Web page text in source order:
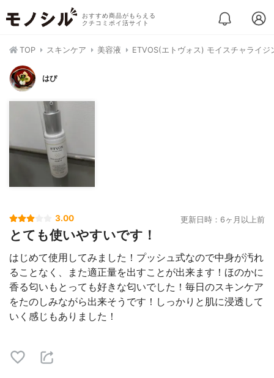
おすすめ商品がもらえる
クチコミポイ活サイト
TOP スキンケア 美容液 ETVOS(エトヴォス) モイスチャライジ
はぴ
3.00 更新日時：6ヶ月以上前
とても使いやすいです！
はじめて使用してみました！プッシュ式なので中身が汚れ
ることなく、また適正量を出すことが出来ます！ほのかに
香る匂いもとっても好きな匂いでした！毎日のスキンケア
をたのしみながら出来そうです！しっかりと肌に浸透して
いく感じもありました！